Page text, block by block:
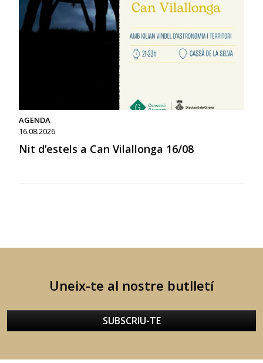
AGENDA
16.08.2026
Nit d’estels a Can Vilallonga 16/08
Uneix-te al nostre butlletí
SUBSCRIU-TE